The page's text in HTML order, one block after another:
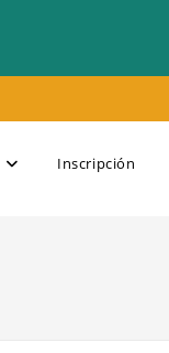
Inscripción